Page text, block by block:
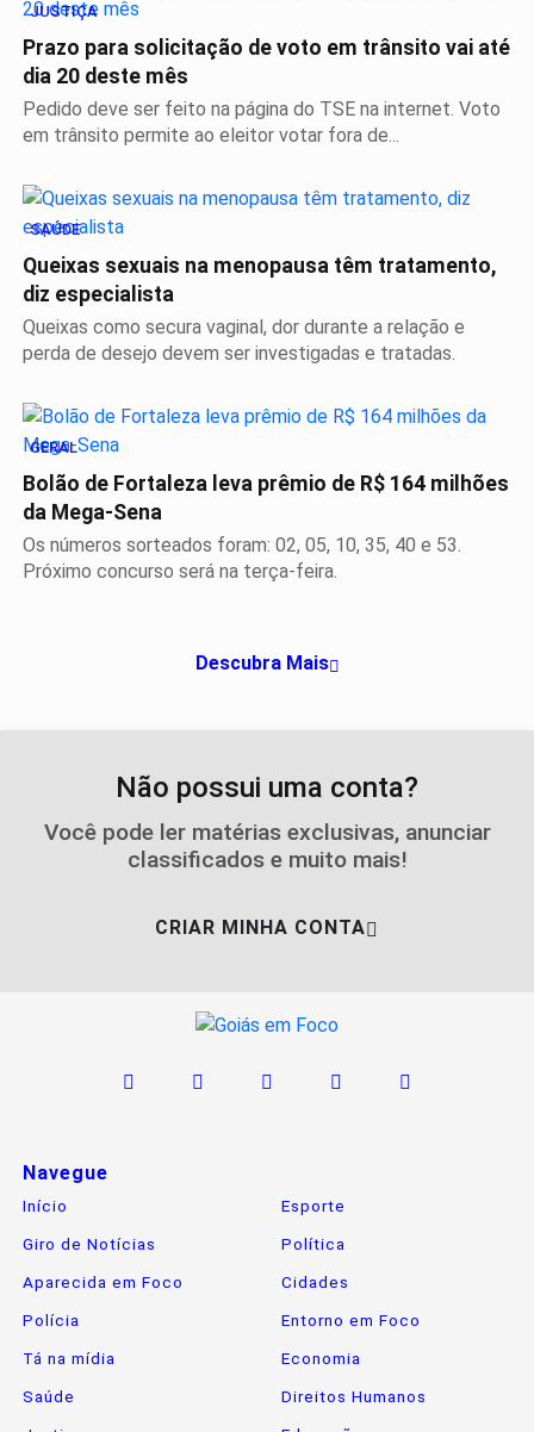
JUSTIÇA
Prazo para solicitação de voto em trânsito vai até
dia 20 deste mês
Pedido deve ser feito na página do TSE na internet. Voto
em trânsito permite ao eleitor votar fora de...
SAÚDE
Queixas sexuais na menopausa têm tratamento,
diz especialista
Queixas como secura vaginal, dor durante a relação e
perda de desejo devem ser investigadas e tratadas.
GERAL
Bolão de Fortaleza leva prêmio de R$ 164 milhões
da Mega-Sena
Os números sorteados foram: 02, 05, 10, 35, 40 e 53.
Próximo concurso será na terça-feira.
Descubra Mais
Não possui uma conta?
Você pode ler matérias exclusivas, anunciar
classificados e muito mais!
CRIAR MINHA CONTA
Navegue
Início
Esporte
Giro de Notícias
Política
Aparecida em Foco
Cidades
Polícia
Entorno em Foco
Tá na mídia
Economia
Saúde
Direitos Humanos